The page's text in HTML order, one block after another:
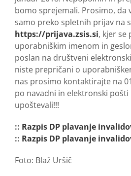
bomo sprejemali. Prosimo, da
samo preko spletnih prijav na
https://prijava.zsis.si, kjer se
uporabniškim imenom in
poslan na društveni
niste prepričani o
nas prosimo kontaktirajte na
po navadni in elektronski pošti
upoštevali!!!
:: Razpis DP plavanje
:: Razpis DP plavanje
Foto: Blaž Uršič